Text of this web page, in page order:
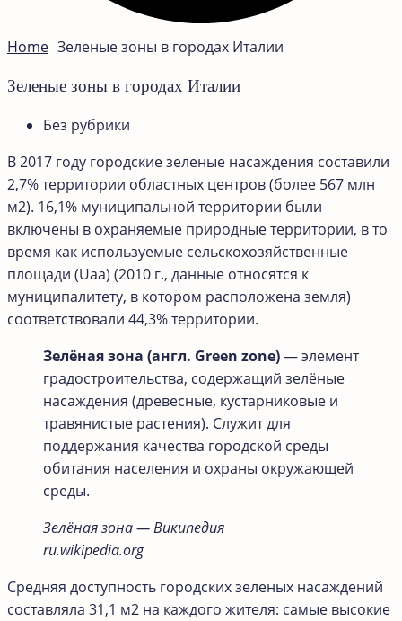
Home Зеленые зоны в городах Италии
Зеленые зоны в городах Италии
Без рубрики
В 2017 году городские зеленые насаждения составили
2,7% территории областных центров (более 567 млн ​​
м2). 16,1% муниципальной территории были
включены в охраняемые природные территории, в то
время как используемые сельскохозяйственные
площади (Uaa) (2010 г., данные относятся к
муниципалитету, в котором расположена земля)
соответствовали 44,3% территории.
Зелёная зона (англ. Green zone)— элемент
градостроительства, содержащий зелёные
насаждения (древесные, кустарниковые и
травянистые растения). Служит для
поддержания качества городской среды
обитания населения и охраны окружающей
среды.
Зелёная зона — Википедия
ru.wikipedia.org
Средняя доступность городских зеленых насаждений
составляла 31,1 м2 на каждого жителя: самые высокие